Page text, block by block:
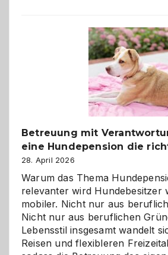
Betreuung mit
eine Hundepension die
28. April 2026
Warum das Thema
relevanter wird Hundebesitzer
mobiler. Nicht nur aus
Nicht nur aus beruflichen
Lebensstil insgesamt wandelt
Reisen und flexibleren